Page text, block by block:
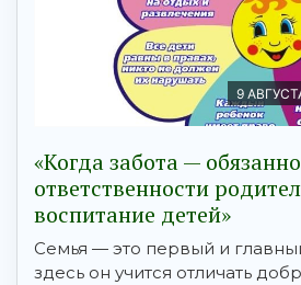
9
«Когда забота —
ответственности
воспитание детей»
Семья — это первый и
здесь он учится отличать